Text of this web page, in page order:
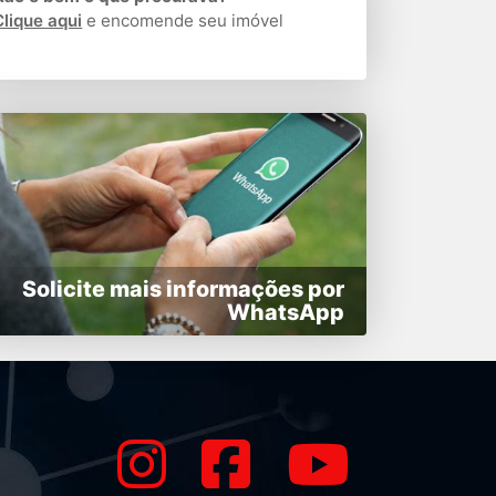
aqui e encomende seu imóvel
Solicite mais informações por
WhatsApp